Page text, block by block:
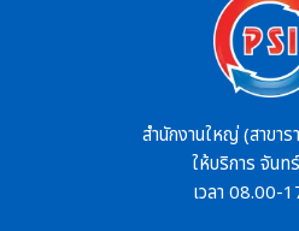
สำนักงานใหญ่ (สาขา
ให้บริการ จันท
เวลา 08.00-